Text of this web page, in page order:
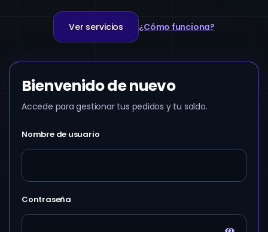
Ver servicios ¿Cómo funciona?
Bienvenido de nuevo
Accede para gestionar tus pedidos y tu saldo.
Nombre de usuario
Contraseña